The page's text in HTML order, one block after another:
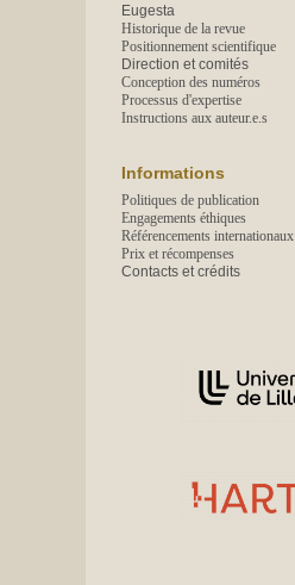
Eugesta
Historique de la revue
Positionnement scientifique
Direction et comités
Conception des numéros
Processus d'expertise
Instructions aux auteur.e.s
Informations
Politiques de publication
Engagements éthiques
Référencements internationaux
Prix et récompenses
Contacts et crédits